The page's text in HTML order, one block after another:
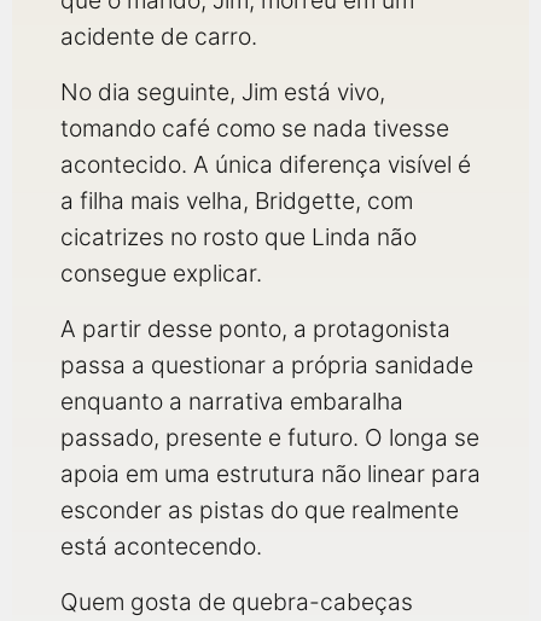
acidente de carro.
No dia seguinte, Jim está vivo,
tomando café como se nada tivesse
acontecido. A única diferença visível é
a filha mais velha, Bridgette, com
cicatrizes no rosto que Linda não
consegue explicar.
A partir desse ponto, a protagonista
passa a questionar a própria sanidade
enquanto a narrativa embaralha
passado, presente e futuro. O longa se
apoia em uma estrutura não linear para
esconder as pistas do que realmente
está acontecendo.
Quem gosta de quebra-cabeças